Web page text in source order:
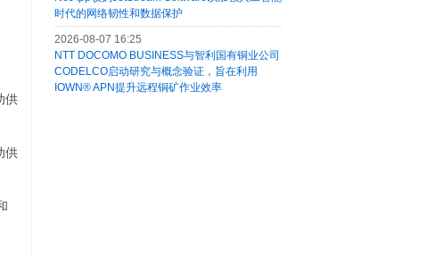
供
供
时代的网络韧性和数据保护
2026-08-07 16:25
NTT DOCOMO BUSINESS与智利国有铜业公司
CODELCO启动研究与概念验证，旨在利用
IOWN® APN提升远程铜矿作业效率